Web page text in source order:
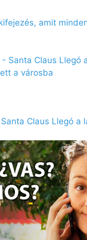
amit
Claus Llegó a